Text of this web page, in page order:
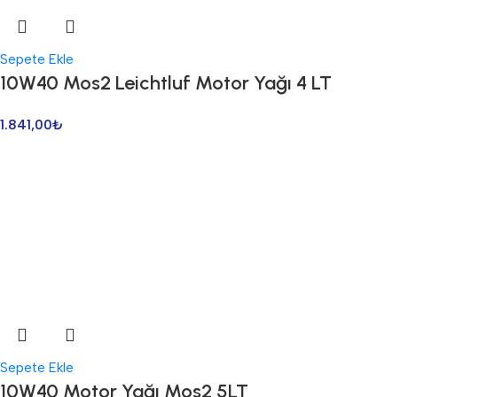
Sepete Ekle
10W40 Mos2 Leichtluf Motor Yağı 4 LT
1.841,00₺
Sepete Ekle
10W40 Motor Yağı Mos2 5LT